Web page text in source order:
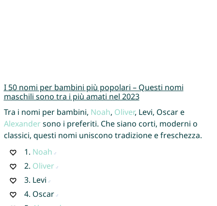
I 50 nomi per bambini più popolari – Questi nomi
maschili sono tra i più amati nel 2023
Tra i nomi per bambini, Noah, Oliver, Levi, Oscar e
Alexandersono i preferiti. Che siano corti, moderni o
classici, questi nomi uniscono tradizione e freschezza.
1. Noah
2. Oliver
3. Levi
4. Oscar